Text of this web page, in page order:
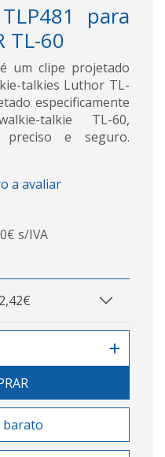
para
TL-60
um clipe projetado
talkies Luthor TL-
especificamente
talkie TL-60,
e seguro.
a avaliar
s/IVA
barato